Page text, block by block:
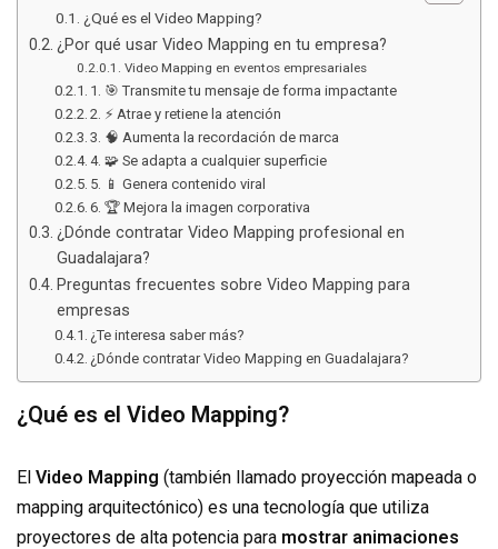
¿Qué es el Video Mapping?
¿Por qué usar Video Mapping en tu empresa?
Video Mapping en eventos empresariales
1. 🎯 Transmite tu mensaje de forma impactante
2. ⚡ Atrae y retiene la atención
3. 🧠 Aumenta la recordación de marca
4. 🧩 Se adapta a cualquier superficie
5. 📱 Genera contenido viral
6. 🏆 Mejora la imagen corporativa
¿Dónde contratar Video Mapping profesional en
Guadalajara?
Preguntas frecuentes sobre Video Mapping para
empresas
¿Te interesa saber más?
¿Dónde contratar Video Mapping en Guadalajara?
¿Qué es el Video Mapping?
El Video Mapping (también llamado proyección mapeada o
mapping arquitectónico) es una tecnología que utiliza
proyectores de alta potencia para mostrar animaciones